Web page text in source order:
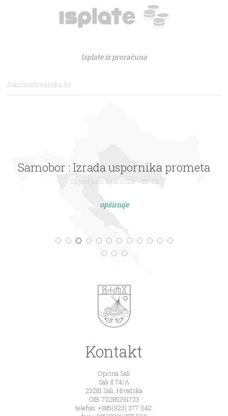
Isplate iz proračuna
lokalnahrvatska.hr
Samobor : Izrada uspornika prometa
Objavljeno 6.08.2026. - 20:02
opširnije
Kontakt
Općina Sali
Sali II 74/A
23281 Sali, Hrvatska
OIB: 72285291723
telefon: +385(023) 377 042